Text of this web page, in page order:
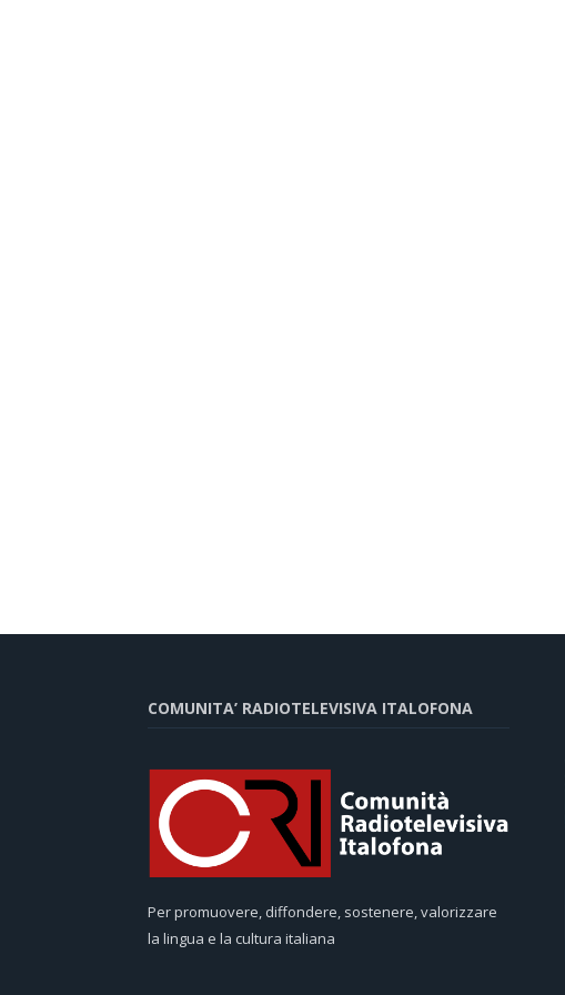
COMUNITA’ RADIOTELEVISIVA ITALOFONA
Per promuovere, diffondere, sostenere, valorizzare
la lingua e la cultura italiana